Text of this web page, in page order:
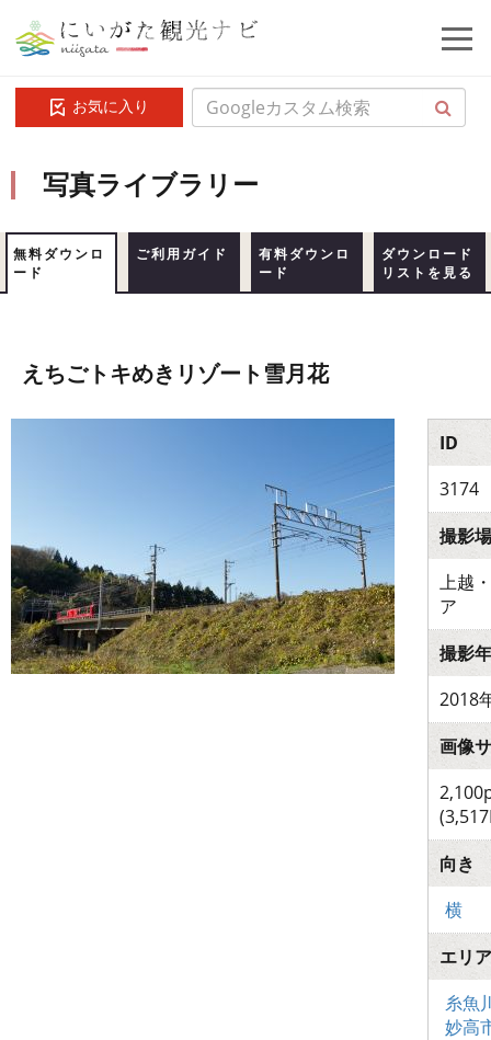
お気に入り
写真ライブラリー
無料ダウンロ
ード
ご利用ガイド
有料ダウンロ
ード
ダウンロード
リストを見る
えちごトキめきリゾート雪月花
ID
3174
撮影
上越
ア
撮影
2018
画像
向き
横
エリア
糸魚
妙高